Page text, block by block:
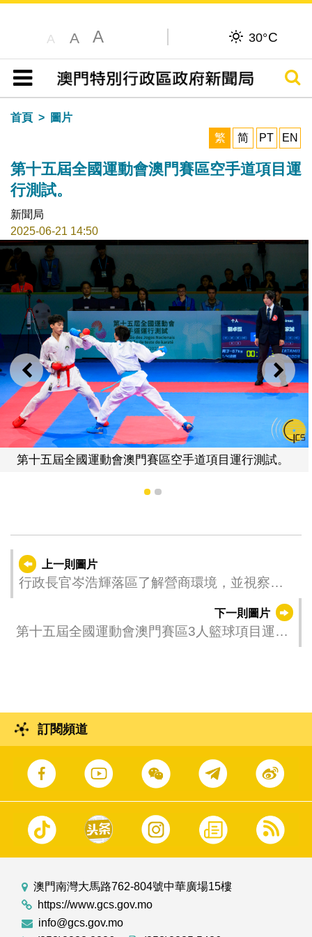
A A A 30°C
目錄
搜尋
首頁
圖片
繁
简 PT EN
第十五屆全國運動會澳門賽區空手道項目運
行測試。
新聞局
2025-06-21 14:50
上一則 下一
第十五屆全國運動會澳門賽區空手道項目運行測試。
1 2
上一則圖片
行政長官岑浩輝落區了解營商環境，並視察原
下一則圖片
第十五屆全國運動會澳門賽區3人籃球項目運行
訂閱頻道
澳門南灣大馬路762-804號中華廣場15樓
https://www.gcs.gov.mo
info@gcs.gov.mo